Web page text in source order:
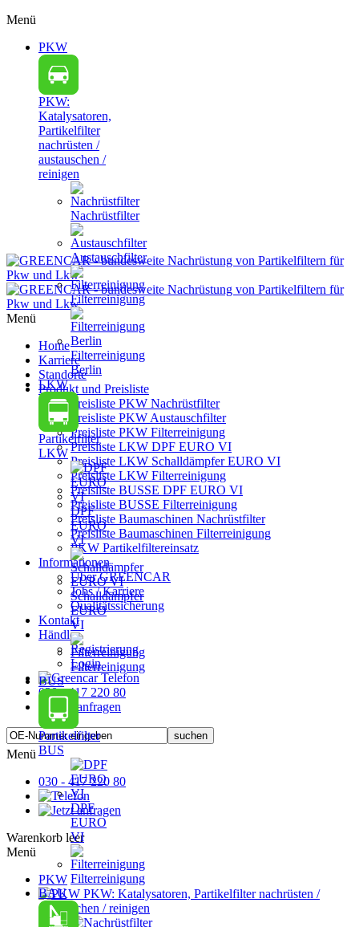
Menü
PKW
PKW:
Katalysatoren,
Partikelfilter
nachrüsten /
austauschen /
reinigen
Nachrüstfilter
Austauschfilter
Filterreinigung
Filterreinigung
Berlin
LKW
Partikelfilter
LKW
DPF
EURO
VI
Schalldämpfer
EURO
VI
Filterreinigung
BUS
Partikelfilter
BUS
DPF
EURO
VI
Filterreinigung
BAU
Menü
Home
Karriere
Standorte
Produkt und Preisliste
Preisliste PKW Nachrüstfilter
Preisliste PKW Austauschfilter
Preisliste PKW Filterreinigung
Preisliste LKW DPF EURO VI
Preisliste LKW Schalldämpfer EURO VI
Preisliste LKW Filterreinigung
Preisliste BUSSE DPF EURO VI
Preisliste BUSSE Filterreinigung
Preisliste Baumaschinen Nachrüstfilter
Preisliste Baumaschinen Filterreinigung
PKW Partikelfiltereinsatz
Informationen
Über GREENCAR
Jobs / Karriere
Qualitätssicherung
Kontakt
Händler
Registrierung
Login
030 - 417 220 80
Menü
030 - 417 220 80
Warenkorb leer
Menü
PKW
PKW: Katalysatoren, Partikelfilter nachrüsten /
austauschen / reinigen